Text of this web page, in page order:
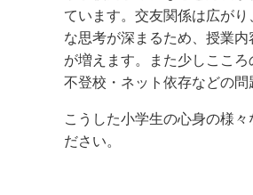
ています。交友関係は広が
な思考が深まるため、授業
が増えます。また少しここ
不登校・ネット依存などの
こうした小学生の心身の様
ださい。